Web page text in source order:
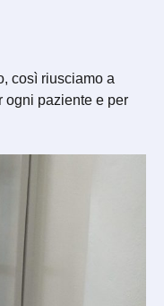
così riusciamo a
ogni paziente e per